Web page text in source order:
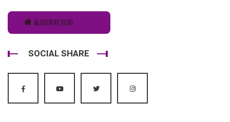
返回課程頁面
SOCIAL SHARE